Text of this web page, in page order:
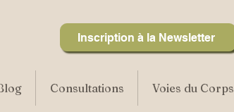
Inscription à la Newsletter
Consultations Voies du Corps